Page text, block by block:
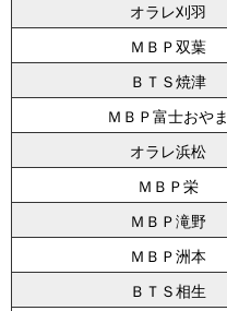
オラレ刈羽
ＭＢＰ双葉
ＢＴＳ焼津
ＭＢＰ富士おやま
オラレ浜松
ＭＢＰ栄
ＭＢＰ滝野
ＭＢＰ洲本
ＢＴＳ相生